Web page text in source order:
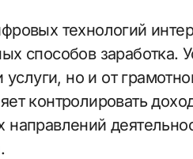
способов заработка.
услуги, но и от
контролировать
направлений